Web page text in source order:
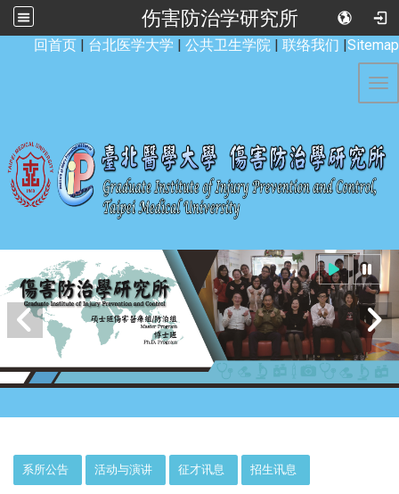
伤害防治学研究所
回首页 | 台北医学大学 | 公共卫生学院 | 联络我们 |Sitemap
系所公告 活动与演讲 征才讯息 招生讯息